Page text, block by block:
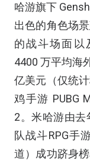
哈游旗下
出色的角色场
的战斗场面以
4400 万平均海
亿美元（仅统
鸡手游 PUBG
2。米哈游由去
队战斗RPG手
道）成功跻身